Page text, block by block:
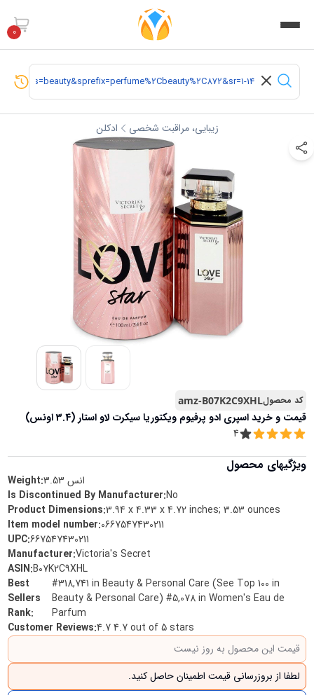
0
زیبایی، مراقبت شخصی ادکلن
کد محصولamz-B07K2C9XHL
قیمت و خریداسپری ادو پرفیوم ویکتوریا سیکرت لاو استار (3.4 اونس)
4
ویژگیهای محصول
Weight:3.53 انس
Is Discontinued By Manufacturer:No
Product Dimensions:3.94 x 4.33 x 4.72 inches; 3.53 ounces
Item model number:0667547430211
UPC:667547430211
Manufacturer:Victoria's Secret
ASIN:B07K2C9XHL
Best
Sellers
Rank:
#318,741 in Beauty & Personal Care (See Top 100 in
Beauty & Personal Care) #5,078 in Women's Eau de
Parfum
Customer Reviews:4.7 4.7 out of 5 stars
قیمت این محصول به روز نیست
لطفا از بروزرسانی قیمت اطمینان حاصل کنید.